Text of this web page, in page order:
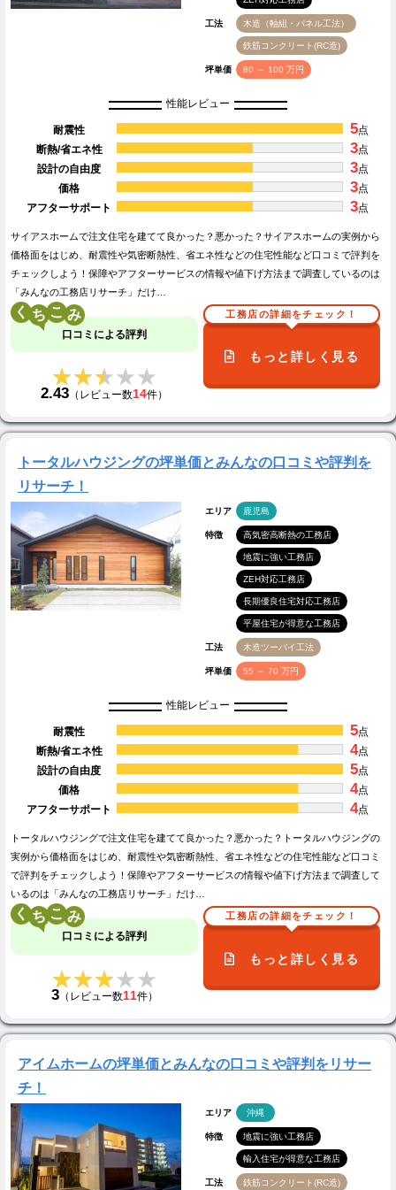
工法 木造（軸組・パネル工法）
鉄筋コンクリート(RC造)
坪単価 80 ～ 100 万円
性能レビュー
耐震性 5点
断熱/省エネ性
3点
設計の自由度
3点
価格
3点
アフターサポート
3点
サイアスホームで注文住宅を建てて良かった？悪かった？サイアスホームの実例から
価格面をはじめ、耐震性や気密断熱性、省エネ性などの住宅性能など口コミで評判を
チェックしよう！保障やアフターサービスの情報や値下げ方法まで調査しているのは
「みんなの工務店リサーチ」だけ…
く こ
口コミによる評判
★★★★★
★★★★★
2.43 （レビュー数14件）
工務店の詳細をチェック！
もっと詳しく見る
トータルハウジングの坪単価とみんなの口コミや評判を
リサーチ！
エリア 鹿児島
特徴 高気密高断熱の工務店
地震に強い工務店
ZEH対応工務店
長期優良住宅対応工務店
平屋住宅が得意な工務店
工法 木造ツーバイ工法
坪単価 55 ～ 70 万円
性能レビュー
耐震性 5点
断熱/省エネ性
4点
設計の自由度
5点
価格
4点
アフターサポート
4点
トータルハウジングで注文住宅を建てて良かった？悪かった？トータルハウジングの
実例から価格面をはじめ、耐震性や気密断熱性、省エネ性などの住宅性能など口コミ
で評判をチェックしよう！保障やアフターサービスの情報や値下げ方法まで調査して
いるのは「みんなの工務店リサーチ」だけ…
く こ
口コミによる評判
★★★★★
★★★★★
3（レビュー数11件）
工務店の詳細をチェック！
もっと詳しく見る
アイムホームの坪単価とみんなの口コミや評判をリサー
チ！
エリア 沖縄
特徴 地震に強い工務店
輸入住宅が得意な工務店
工法 鉄筋コンクリート(RC造)